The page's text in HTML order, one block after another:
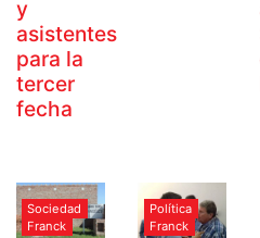
y
asistentes
para la
tercer
fecha
Sociedad
Franck
Política
Franck